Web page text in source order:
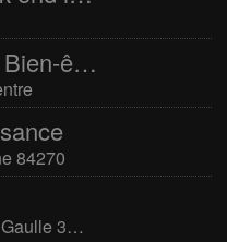
Osmose Visions 2020 : Bien-être et arts divinatoires
84270
2020-10-11 Avenue Charles de Gaulle 30400 Villeneuve-Lès-Avignon